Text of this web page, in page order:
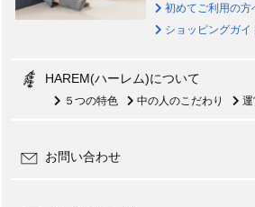
初めてご利用の方
ショッピングガイ
HAREM(ハーレム)について
５つの特色 中の人のこだわり 運
お問い合わせ